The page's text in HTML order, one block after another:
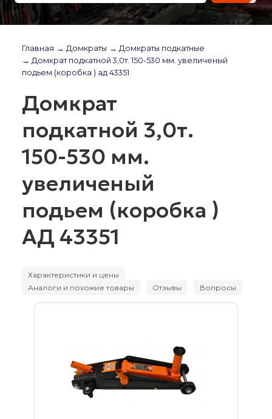
Главная → Домкраты → Домкраты подкатные
→ Домкрат подкатной 3,0т. 150-530 мм. увеличеный
подьем (коробка ) ад 43351
Домкрат
подкатной 3,0т.
150-530 мм.
увеличеный
подьем (коробка )
АД 43351
Характеристики и цены
Аналоги и похожие товары
Отзывы Вопросы